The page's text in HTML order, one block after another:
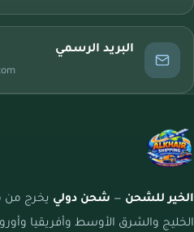
البريد الرسمي
الخير للشحن — شحن دولي يخرج من
الخليج والشرق الأوسط وأفريقيا